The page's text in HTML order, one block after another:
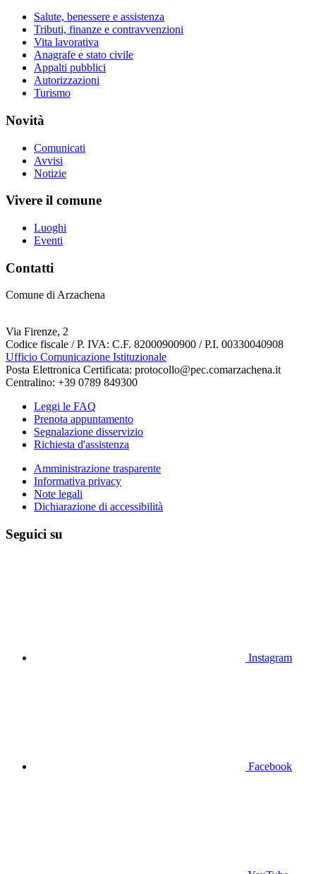
Salute, benessere e assistenza
Tributi, finanze e contravvenzioni
Vita lavorativa
Anagrafe e stato civile
Appalti pubblici
Autorizzazioni
Turismo
Novità
Comunicati
Avvisi
Notizie
Vivere il comune
Luoghi
Eventi
Contatti
Comune di Arzachena
Via Firenze, 2
Codice fiscale / P. IVA: C.F. 82000900900 / P.I. 00330040908
Ufficio Comunicazione Istituzionale
Posta Elettronica Certificata: protocollo@pec.comarzachena.it
Centralino: +39 0789 849300
Leggi le FAQ
Prenota appuntamento
Segnalazione disservizio
Richiesta d'assistenza
Amministrazione trasparente
Informativa privacy
Note legali
Dichiarazione di accessibilità
Seguici su
Instagram
Facebook